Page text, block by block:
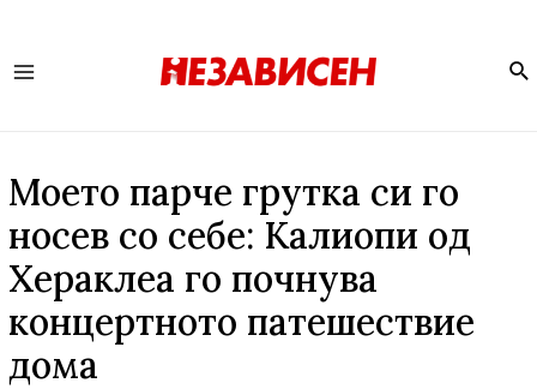
Моето парче грутка си го
носев со себе: Калиопи од
Хераклеа го почнува
концертното патешествие
дома